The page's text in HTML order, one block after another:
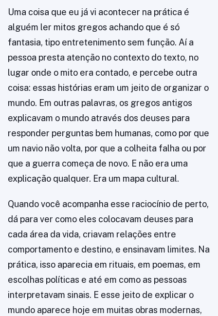
Uma coisa que eu já vi acontecer na prática é
alguém ler mitos gregos achando que é só
fantasia, tipo entretenimento sem função. Aí a
pessoa presta atenção no contexto do texto, no
lugar onde o mito era contado, e percebe outra
coisa: essas histórias eram um jeito de organizar o
mundo. Em outras palavras, os gregos antigos
explicavam o mundo através dos deuses para
responder perguntas bem humanas, como por que
um navio não volta, por que a colheita falha ou por
que a guerra começa de novo. E não era uma
explicação qualquer. Era um mapa cultural.
Quando você acompanha esse raciocínio de perto,
dá para ver como eles colocavam deuses para
cada área da vida, criavam relações entre
comportamento e destino, e ensinavam limites. Na
prática, isso aparecia em rituais, em poemas, em
escolhas políticas e até em como as pessoas
interpretavam sinais. E esse jeito de explicar o
mundo aparece hoje em muitas obras modernas,